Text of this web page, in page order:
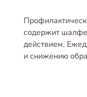
содержит
действием.
и снижению